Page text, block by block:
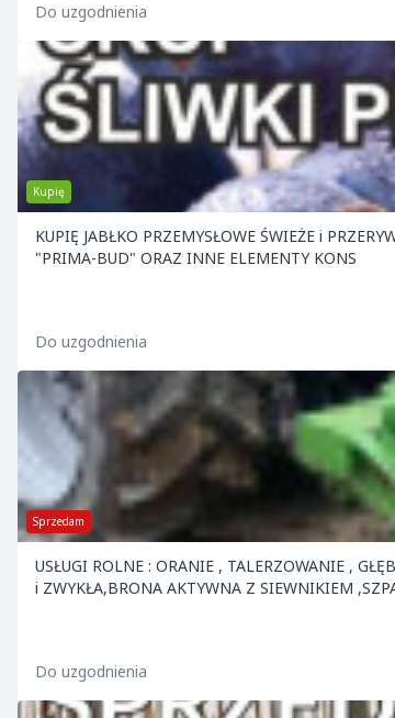
Do uzgodnienia
Kupię
KUPIĘ JABŁKO PRZEMYSŁOWE ŚWIEŻE i PRZERYWKĘ ORAZ ŚLIWKA i WIŚNIA NA PRZEMYSŁ . OFERUJEMY BAMBUSY , SŁUPY BETONOWE
"PRIMA-BUD" ORAZ INNE ELEMENTY KONS
Do uzgodnienia
Sprzedam
USŁUGI ROLNE : ORANIE , TALERZOWANIE ,
i ZWYKŁA,BRONA AKTYWNA Z SIEWNIKIEM
Do uzgodnienia